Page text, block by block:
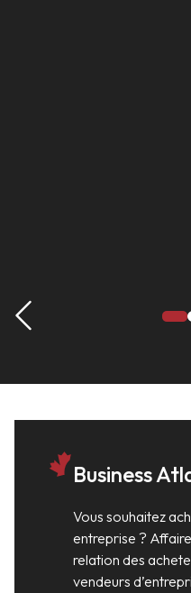
Business
Vous souhaitez
entreprise ?
relation des
vendeurs